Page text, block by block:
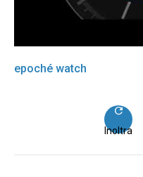
epoché watch
Inoltra